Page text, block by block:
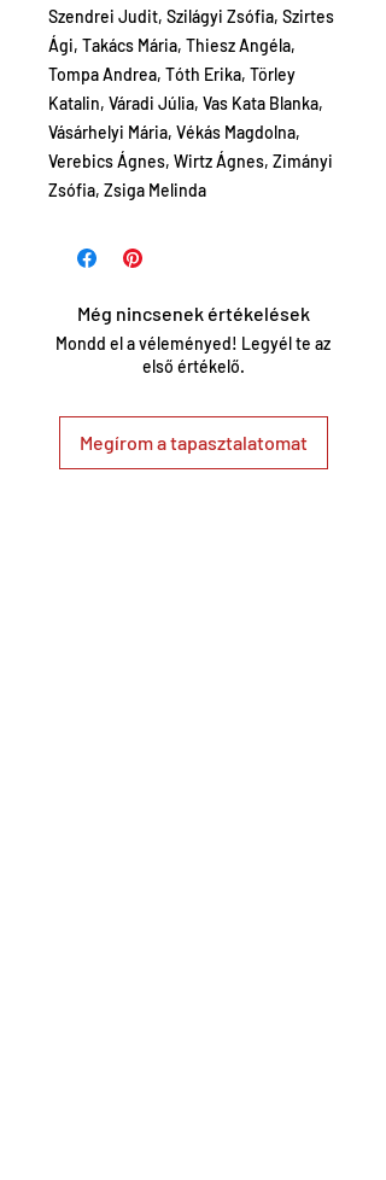
Szendrei Judit, Szilágyi Zsófia, Szirtes
Ági, Takács Mária, Thiesz Angéla,
Tompa Andrea, Tóth Erika, Törley
Katalin, Váradi Júlia, Vas Kata Blanka,
Vásárhelyi Mária, Vékás Magdolna,
Verebics Ágnes, Wirtz Ágnes, Zimányi
Zsófia, Zsiga Melinda
Még nincsenek értékelések
Mondd el a véleményed! Legyél te az
első értékelő.
Megírom a tapasztalatomat